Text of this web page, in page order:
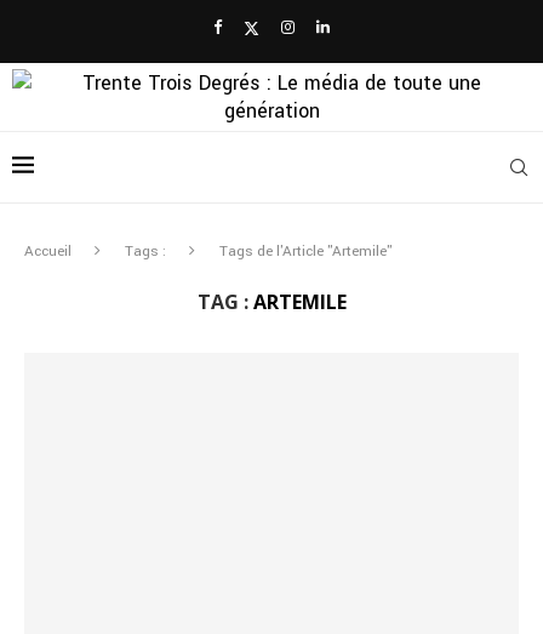
Accueil Tags : Tags de l'Article "Artemile"
TAG :ARTEMILE